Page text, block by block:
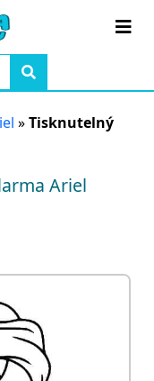
»Tisknutelný
Ariel